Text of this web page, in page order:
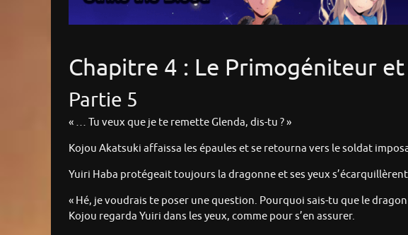
Chapitre 4 : Le Primogéniteur
Partie 5
« … Tu veux que je te remette Glenda, dis-tu ? »
Kojou Akatsuki affaissa les épaules et se retourna vers le soldat
Yuiri Haba protégeait toujours la dragonne et ses yeux
« Hé, je voudrais te poser une question. Pourquoi sais-tu que le
Kojou regarda Yuiri dans les yeux, comme pour s’en assurer.